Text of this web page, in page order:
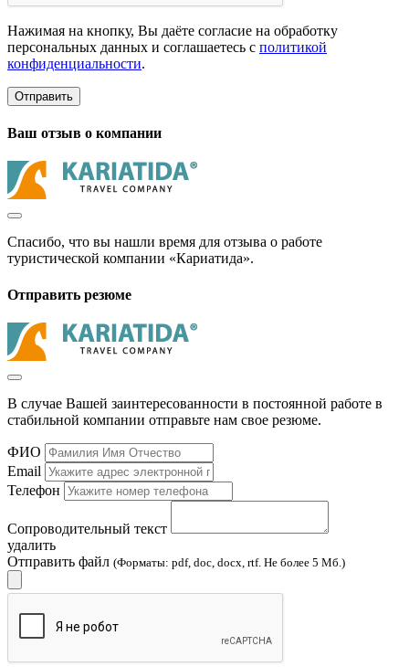
Нажимая на кнопку, Вы даёте согласие на обработку
персональных данных и соглашаетесь с политикой
конфиденциальности.
Отправить
Ваш отзыв о компании
Спасибо, что вы нашли время для отзыва о работе
туристической компании «Кариатида».
Отправить резюме
В случае Вашей заинтересованности в постоянной работе в
стабильной компании отправьте нам свое резюме.
ФИО
Email
Телефон
Сопроводительный текст
удалить
Отправить файл (Форматы: pdf, doc, docx, rtf. Не более 5 Мб.)